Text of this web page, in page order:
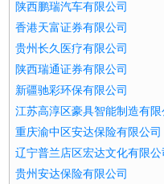
陕西鹏瑞汽车有限公司
香港天富证券有限公司
贵州长久医疗有限公司
陕西瑞通证券有限公司
新疆驰彩环保有限公司
江苏高淳区豪具智能制造有限
重庆渝中区安达保险有限公司
辽宁普兰店区宏达文化有限公
贵州安达保险有限公司